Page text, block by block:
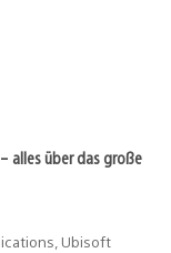
alles über das große
Ubisoft